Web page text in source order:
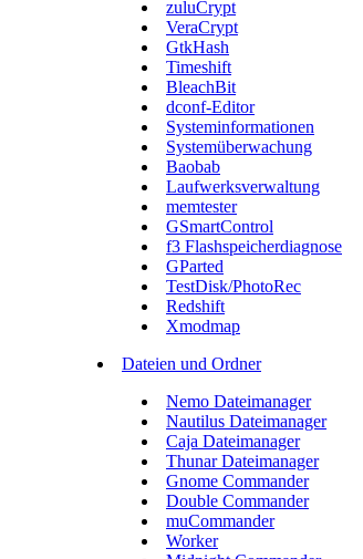
zuluCrypt
VeraCrypt
GtkHash
Timeshift
BleachBit
dconf-Editor
Systeminformationen
Systemüberwachung
Baobab
Laufwerksverwaltung
memtester
GSmartControl
f3 Flashspeicherdiagnose
GParted
TestDisk/PhotoRec
Redshift
Xmodmap
Dateien und Ordner
Nemo Dateimanager
Nautilus Dateimanager
Caja Dateimanager
Thunar Dateimanager
Gnome Commander
Double Commander
muCommander
Worker